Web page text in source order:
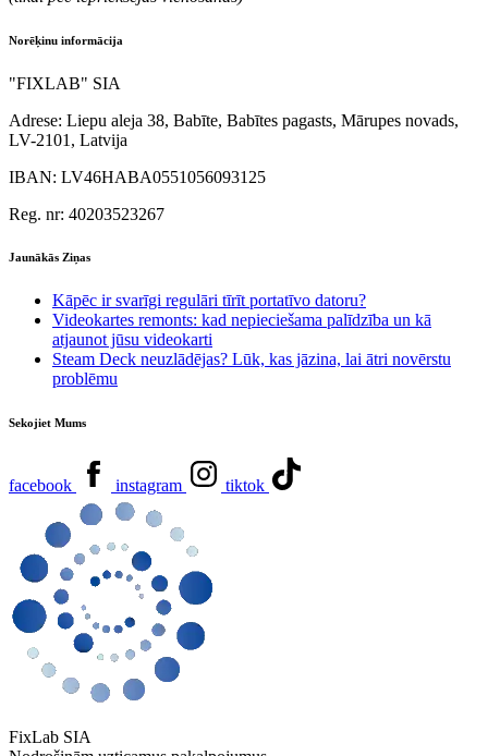
Norēķinu informācija
"FIXLAB" SIA
Adrese: Liepu aleja 38, Babīte, Babītes pagasts, Mārupes novads,
LV-2101, Latvija
IBAN: LV46HABA0551056093125
Reg. nr: 40203523267
Jaunākās Ziņas
Kāpēc ir svarīgi regulāri tīrīt portatīvo datoru?
Videokartes remonts: kad nepieciešama palīdzība un kā
atjaunot jūsu videokarti
Steam Deck neuzlādējas? Lūk, kas jāzina, lai ātri novērstu
problēmu
Sekojiet Mums
facebook instagram tiktok
FixLab SIA